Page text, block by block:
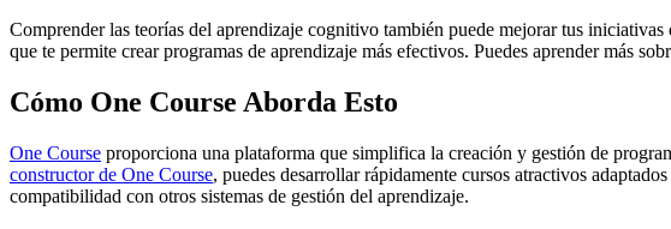
Comprender las teorías del aprendizaje cognitivo también puede mejorar tus
que te permite crear programas de aprendizaje más efectivos. Puedes aprender más
Cómo One Course Aborda Esto
One Course proporciona una plataforma que simplifica la creación y gestión de
constructor de One Course, puedes desarrollar rápidamente cursos atractivos
compatibilidad con otros sistemas de gestión del aprendizaje.